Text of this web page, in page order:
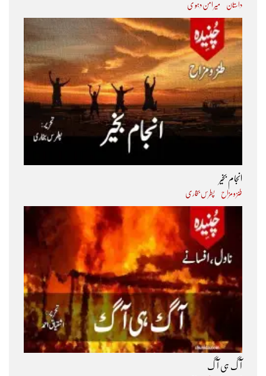
داستان میر امن دہو ی
انجام بخیر
طنز و مزاح پطرس بخاری
آگ ہی آگ